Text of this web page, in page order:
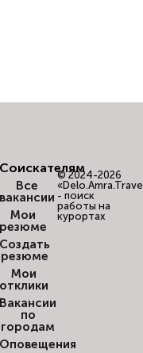
Соискателям
Все
вакансии
Мои
резюме
Создать
резюме
Мои
отклики
Вакансии
по
городам
Оповещения
© 2024-2026
- поиск
работы на
курортах